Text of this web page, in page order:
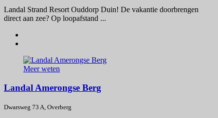
Landal Strand Resort Ouddorp Duin! De vakantie doorbrengen
direct aan zee? Op loopafstand ...
Meer weten
Landal Amerongse Berg
Dwarsweg 73 A, Overberg